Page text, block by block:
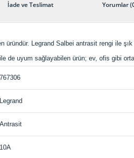
İade ve Teslimat Yorumlar
üründür. Legrand Salbei antrasit rengi ile
de uyum sağlayabilen ürün; ev, ofis gibi
767306
Legrand
Antrasit
10A